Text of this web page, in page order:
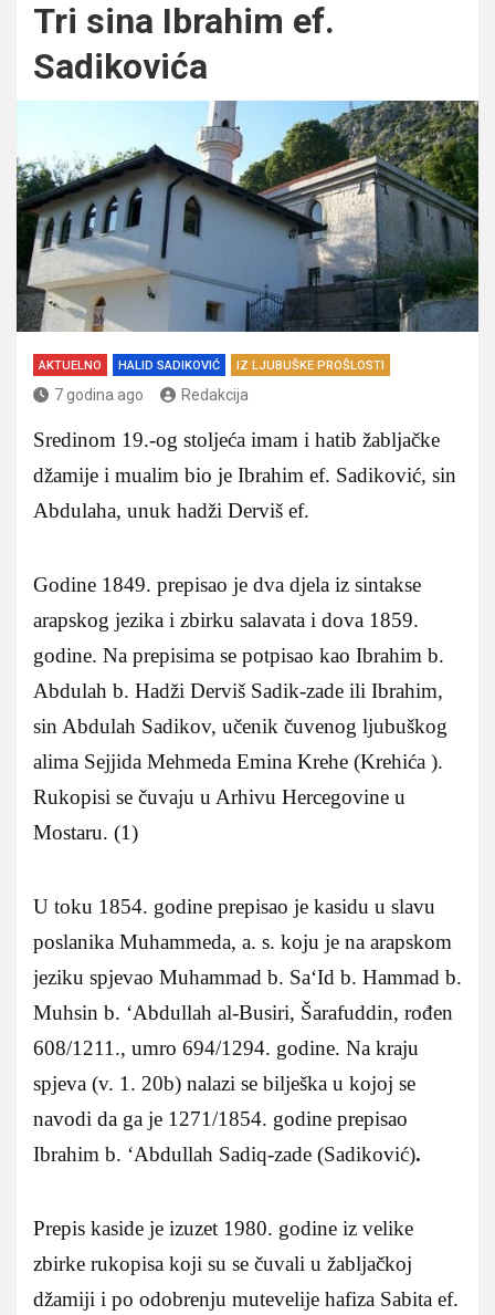
Tri sina Ibrahim ef.
Sadikovića
AKTUELNO HALID SADIKOVIĆ IZ LJUBUŠKE PROŠLOSTI
7 godina ago Redakcija
Sredinom 19.-og stoljeća imam i hatib žabljačke
džamije i mualim bio je Ibrahim ef. Sadiković, sin
Abdulaha, unuk hadži Derviš ef.
Godine 1849. prepisao je dva djela iz sintakse
arapskog jezika i zbirku salavata i dova 1859.
godine. Na prepisima se potpisao kao Ibrahim b.
Abdulah b. Hadži Derviš Sadik-zade ili Ibrahim,
sin Abdulah Sadikov, učenik čuvenog ljubuškog
alima Sejjida Mehmeda Emina Krehe (Krehića ).
Rukopisi se čuvaju u Arhivu Hercegovine u
Mostaru. (1)
U toku 1854. godine prepisao je kasidu u slavu
poslanika Muhammeda, a. s. koju je na arapskom
jeziku spjevao Muhammad b. Sa‘Id b. Hammad b.
Muhsin b. ‘Abdullah al-Busiri, Šarafuddin, rođen
608/1211., umro 694/1294. godine. Na kraju
spjeva (v. 1. 20b) nalazi se bilješka u kojoj se
navodi da ga je 1271/1854. godine prepisao
Ibrahim b. ‘Abdullah Sadiq-zade (Sadiković).
Prepis kaside je izuzet 1980. godine iz velike
zbirke rukopisa koji su se čuvali u žabljačkoj
džamiji i po odobrenju mutevelije hafiza Sabita ef.